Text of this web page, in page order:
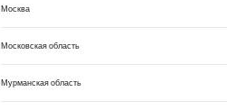
Москва
Московская область
Мурманская область